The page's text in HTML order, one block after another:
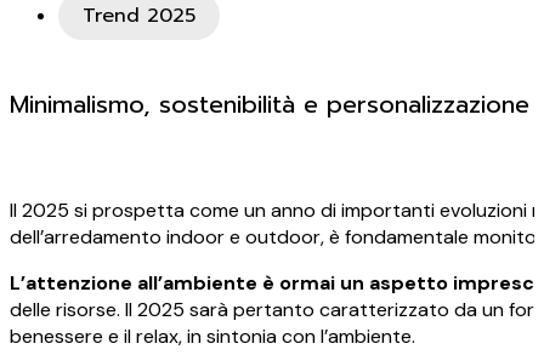
Trend 2025
Minimalismo, sostenibilità e personalizzazione
Il 2025 si prospetta come un anno di importanti evoluzioni
dell’arredamento indoor e outdoor, è fondamentale
L’attenzione all’ambiente è ormai un aspetto
delle risorse. Il 2025 sarà pertanto caratterizzato da un
benessere e il relax, in sintonia con l’ambiente.